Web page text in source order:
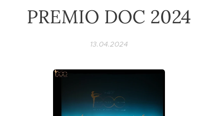
PREMIO DOC 2024
13.04.2024